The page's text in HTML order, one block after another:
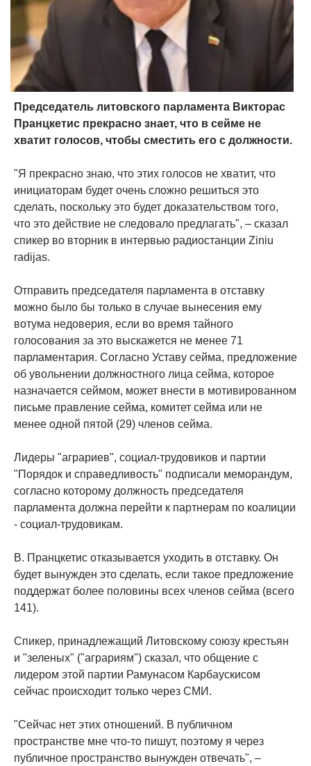
Председатель литовского парламента Викторас
Пранцкетис прекрасно знает, что в сейме не
хватит голосов, чтобы сместить его с должности.
"Я прекрасно знаю, что этих голосов не хватит, что
инициаторам будет очень сложно решиться это
сделать, поскольку это будет доказательством того,
что это действие не следовало предлагать", – сказал
спикер во вторник в интервью радиостанции Ziniu
radijas.
Отправить председателя парламента в отставку
можно было бы только в случае вынесения ему
вотума недоверия, если во время тайного
голосования за это выскажется не менее 71
парламентария. Согласно Уставу сейма, предложение
об увольнении должностного лица сейма, которое
назначается сеймом, может внести в мотивированном
письме правление сейма, комитет сейма или не
менее одной пятой (29) членов сейма.
Лидеры "аграриев", социал-трудовиков и партии
"Порядок и справедливость" подписали меморандум,
согласно которому должность председателя
парламента должна перейти к партнерам по коалиции
- социал-трудовикам.
В. Пранцкетис отказывается уходить в отставку. Он
будет вынужден это сделать, если такое предложение
поддержат более половины всех членов сейма (всего
141).
Спикер, принадлежащий Литовскому союзу крестьян
и "зеленых" ("аграриям") сказал, что общение с
лидером этой партии Рамунасом Карбаускисом
сейчас происходит только через СМИ.
"Сейчас нет этих отношений. В публичном
пространстве мне что-то пишут, поэтому я через
публичное пространство вынужден отвечать", –